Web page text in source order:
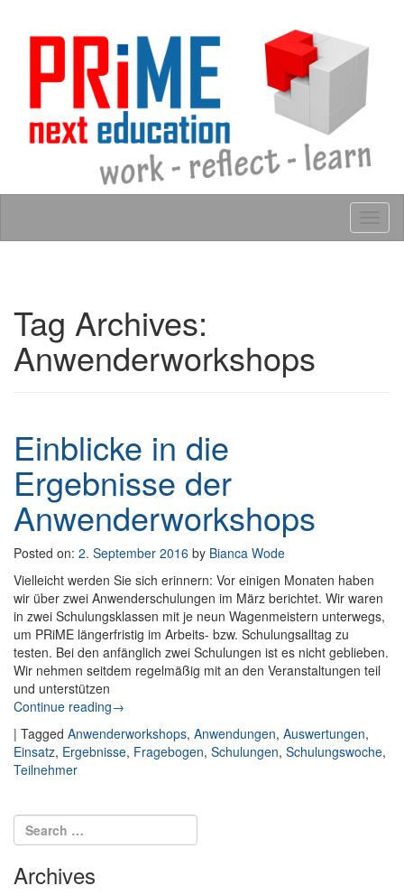
Tag Archives:
Anwenderworkshops
Einblicke in die
Ergebnisse der
Anwenderworkshops
Posted on: 2. September 2016 by Bianca Wode
Vielleicht werden Sie sich erinnern: Vor einigen Monaten haben
wir über zwei Anwenderschulungen im März berichtet. Wir waren
in zwei Schulungsklassen mit je neun Wagenmeistern unterwegs,
um PRiME längerfristig im Arbeits- bzw. Schulungsalltag zu
testen. Bei den anfänglich zwei Schulungen ist es nicht geblieben.
Wir nehmen seitdem regelmäßig mit an den Veranstaltungen teil
und unterstützen
Continue reading: Einblicke in die Ergebnisse der
Anwenderworkshops
→
| Tagged Anwenderworkshops, Anwendungen, Auswertungen,
Einsatz, Ergebnisse, Fragebogen, Schulungen, Schulungswoche,
Teilnehmer
Post navigation
Search for:
Archives